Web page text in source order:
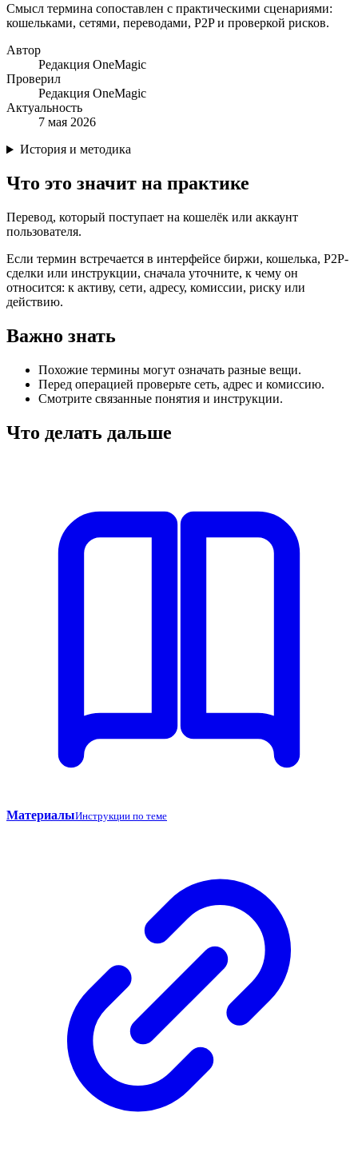
Смысл термина сопоставлен с практическими сценариями:
кошельками, сетями, переводами, P2P и проверкой рисков.
Автор
Редакция OneMagic
Проверил
Редакция OneMagic
Актуальность
7 мая 2026
История и методика
Что это значит на практике
Перевод, который поступает на кошелёк или аккаунт
пользователя.
Если термин встречается в интерфейсе биржи, кошелька, P2P-
сделки или инструкции, сначала уточните, к чему он
относится: к активу, сети, адресу, комиссии, риску или
действию.
Важно знать
Похожие термины могут означать разные вещи.
Перед операцией проверьте сеть, адрес и комиссию.
Смотрите связанные понятия и инструкции.
Что делать дальше
МатериалыИнструкции по теме